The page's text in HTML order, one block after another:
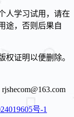
人学习试用，请在
途，否则后果自
权证明以便删除。
号-1